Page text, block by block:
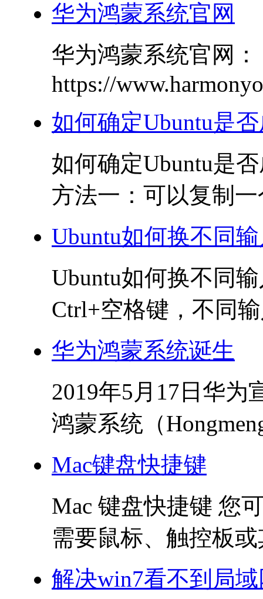
华为鸿蒙系统官网
华为鸿蒙系统官网：
https://
如何确定Ubuntu是
如何确定Ubuntu是
方法一：可以复制
Ubuntu如何换不同
Ubuntu如何换不同
Ctrl+空格键，不同
华为鸿蒙系统诞生
2019年5月17日华为
鸿蒙系统（
Mac键盘快捷键
Mac 键盘快捷键 您
需要鼠标、触控板
解决win7看不到局